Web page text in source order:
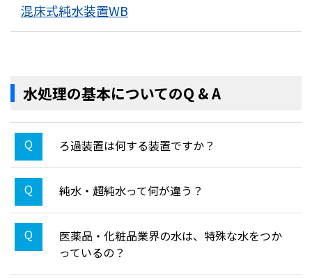
混床式純水装置WB
水処理の基本についてのQ & A
ろ過装置は何する装置ですか？
純水・超純水って何が違う？
医薬品・化粧品業界の水は、特殊な水をつか
っているの？